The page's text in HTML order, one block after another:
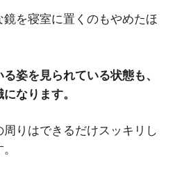
を寝室に置くのもやめたほ
姿を見られている状態も、
なります。
りはできるだけスッキリし